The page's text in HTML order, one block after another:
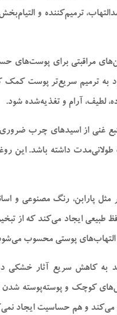
ترمیم‌کننده و
مراقبتی برای
به ترمیم سریع‌تر پوست
لطیف، آرام و تغذیه‌شده شود.
داشته باشد. این
مثل پارابن، رنگ مصنوعی
ایجاد می‌کند که از
پوستی محسوب
به کاهش سریع آثار
و پوسته‌پوسته شدن در
می‌کند و هم حساسیت ایجاد